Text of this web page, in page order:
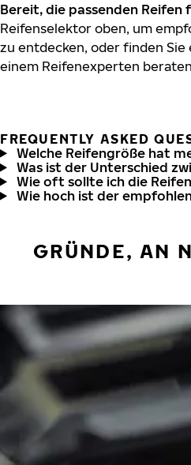
Bereit, die passenden Reifen
Reifenselektor oben, um
zu entdecken, oder finden Sie
einem Reifenexperten
FREQUENTLY ASKED
Welche Reifengröße hat
Was ist der Unterschied
Wie oft sollte ich die
Wie hoch ist der
GRÜNDE, AN